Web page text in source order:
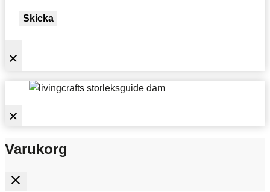
Skicka
Varukorg